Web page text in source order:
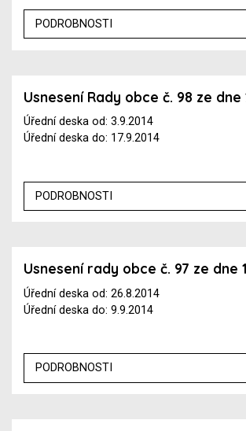
PODROBNOSTI
Usnesení Rady obce č. 98 ze dne
Úřední deska od: 3.9.2014
Úřední deska do: 17.9.2014
PODROBNOSTI
Usnesení rady obce č. 97 ze dne
Úřední deska od: 26.8.2014
Úřední deska do: 9.9.2014
PODROBNOSTI